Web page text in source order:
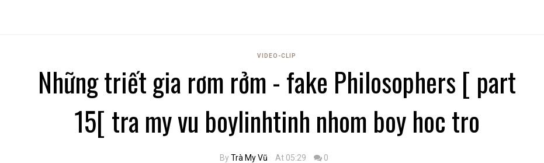
VIDEO-CLIP
Những triết gia rơm rởm - fake Philosophers [ part
15[ tra my vu boylinhtinh nhom boy hoc tro
ByTrà My Vũ At 05:29 0